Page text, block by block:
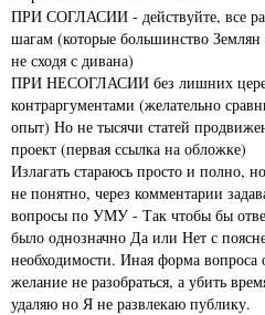
ПРИ СОГЛАСИИ - действуйте, все
шагам (которые большинство Землян
не сходя с дивана)
ПРИ НЕСОГЛАСИИ без лишних
контраргументами (желательно
опыт) Но не тысячи статей
проект (первая ссылка на обложке)
Излагать стараюсь просто и полно,
не понятно, через комментарии
вопросы по УМУ - Так чтобы бы
было однозначно Да или Нет с
необходимости. Иная форма вопроса
желание не разобраться, а убить
удаляю но Я не развлекаю публику.